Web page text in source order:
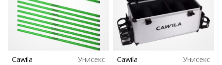
Cawila
Унисекс
Cawila
Унисекс